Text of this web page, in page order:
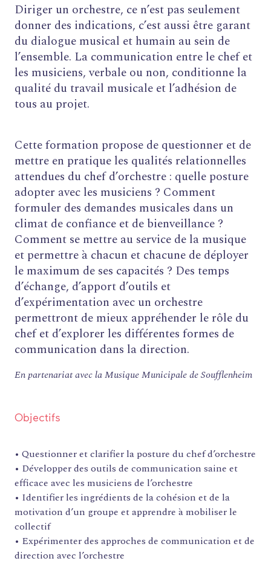
Diriger un orchestre, ce n’est pas seulement
donner des indications, c’est aussi être garant
du dialogue musical et humain au sein de
l’ensemble. La communication entre le chef et
les musiciens, verbale ou non, conditionne la
qualité du travail musicale et l’adhésion de
tous au projet.
Cette formation propose de questionner et de
mettre en pratique les qualités relationnelles
attendues du chef d’orchestre : quelle posture
adopter avec les musiciens ? Comment
formuler des demandes musicales dans un
climat de confiance et de bienveillance ?
Comment se mettre au service de la musique
et permettre à chacun et chacune de déployer
le maximum de ses capacités ? Des temps
d’échange, d’apport d’outils et
d’expérimentation avec un orchestre
permettront de mieux appréhender le rôle du
chef et d’explorer les différentes formes de
communication dans la direction.
En partenariat avec la Musique Municipale de Soufflenheim
Objectifs
• Questionner et clarifier la posture du chef d’orchestre
• Développer des outils de communication saine et
efficace avec les musiciens de l’orchestre
• Identifier les ingrédients de la cohésion et de la
motivation d’un groupe et apprendre à mobiliser le
collectif
• Expérimenter des approches de communication et de
direction avec l’orchestre